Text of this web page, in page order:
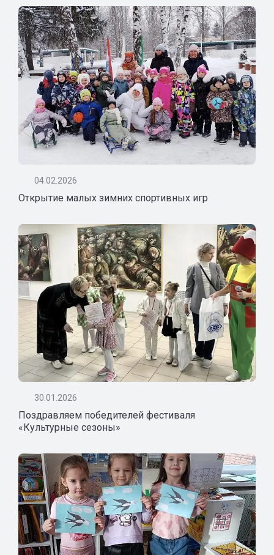
04.02.2026
Открытие малых зимних спортивных игр
30.01.2026
Поздравляем победителей фестиваля
«Культурные сезоны»